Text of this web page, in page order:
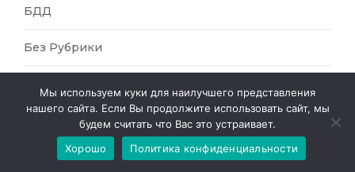
БДД
Без Рубрики
Викторины
Внеурочная Деятельность
Мы используем куки для наилучшего представления
нашего сайта. Если Вы продолжите использовать сайт, мы
будем считать что Вас это устраивает.
Хорошо
Политика конфиденциальности